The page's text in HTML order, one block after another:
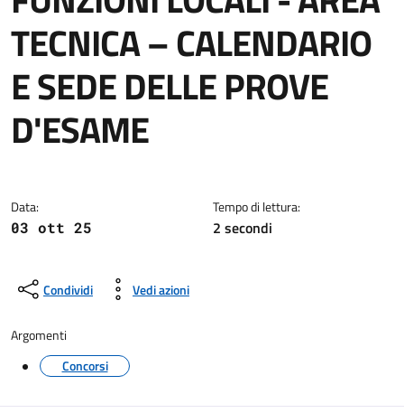
TECNICA – CALENDARIO
E SEDE DELLE PROVE
D'ESAME
Data:
03 ott 25
Tempo di lettura:
2 secondi
Condividi Vedi azioni
Argomenti
Concorsi